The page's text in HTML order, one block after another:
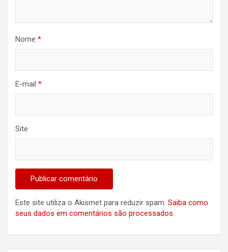
Nome *
E-mail *
Site
Este site utiliza o Akismet para reduzir spam. Saiba como
seus dados em comentários são processados.